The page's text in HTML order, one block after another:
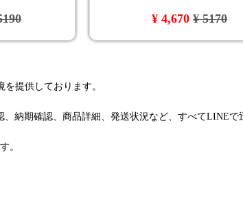
¥ 4,670¥ 5170
提供しております。
納期確認、商品詳細、発送状況など、すべてLINEで
。